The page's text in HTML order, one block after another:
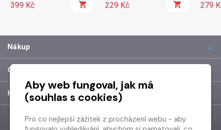
399 Kč 229 Kč 279
Nákup
O společnosti
Kontakt
Aby web fungoval, jak má
(souhlas s cookies)
Pro co nejlepší zážitek z procházení webu - aby